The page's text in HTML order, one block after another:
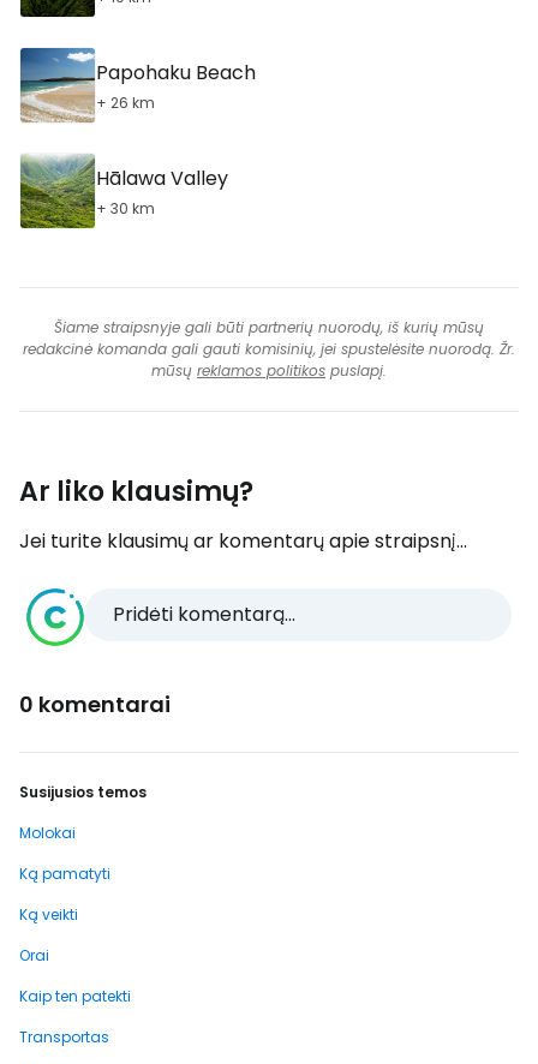
Papohaku Beach
+ 26 km
Hālawa Valley
+ 30 km
Šiame straipsnyje gali būti partnerių nuorodų, iš kurių mūsų
redakcinė komanda gali gauti komisinių, jei spustelėsite nuorodą. Žr.
mūsų reklamos politikos puslapį.
Ar liko klausimų?
Jei turite klausimų ar komentarų apie straipsnį...
Pridėti komentarą...
0 komentarai
Susijusios temos
Molokai
Ką pamatyti
Ką veikti
Orai
Kaip ten patekti
Transportas